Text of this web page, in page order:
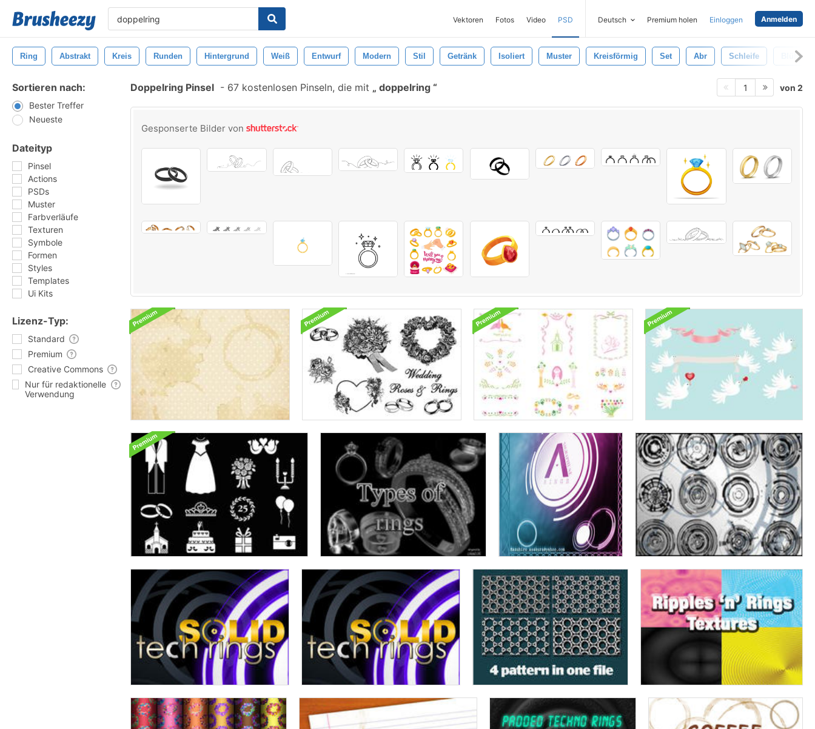
Vektoren Fotos Video PSD Deutsch Premium holen Einloggen Anmelden
Ring Abstrakt Kreis Runden Hintergrund Weiß Entwurf Modern Stil Getränk Isoliert Muster Kreisförmig Set Abr Schleife Blühen
Sortieren nach:
Bester Treffer
Neueste
Dateityp
Pinsel
Actions
PSDs
Muster
Farbverläufe
Texturen
Symbole
Formen
Styles
Templates
Ui Kits
Lizenz-Typ:
Standard
Premium
Creative Commons
Nur für redaktionelle
Verwendung
Doppelring Pinsel - 67 kostenlosen Pinseln, die mit doppelring 1 von 2
Gesponserte Bilder von